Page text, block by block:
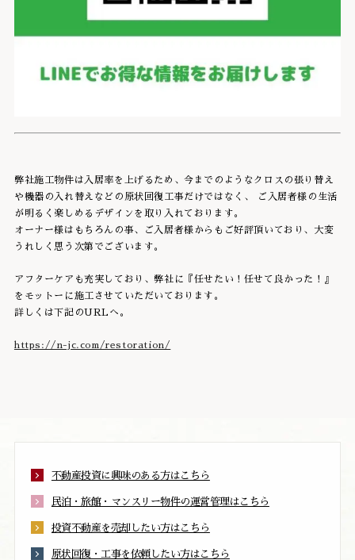
弊社施工物件は入居率を上げるため、今までのようなクロスの張り替え
や機器の入れ替えなどの原状回復工事だけではなく、 ご入居者様の生活
が明るく楽しめるデザインを取り入れております。
オーナー様はもちろんの事、ご入居者様からもご好評頂いており、大変
うれしく思う次第でございます。
アフターケアも充実しており、弊社に『任せたい！任せて良かった！』
をモットーに施工させていただいております。
詳しくは下記のURLへ。
https://n-jc.com/restoration/
不動産投資に興味のある方はこちら
民泊・旅館・マンスリー物件の運営管理はこちら
投資不動産を売却したい方はこちら
原状回復・工事を依頼したい方はこちら